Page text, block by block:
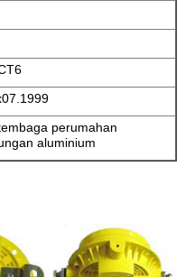
perumahan
aluminium